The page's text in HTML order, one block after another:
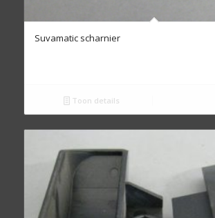
Suvamatic scharnier
Toon details